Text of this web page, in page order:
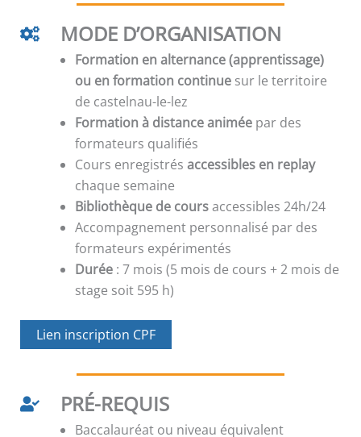
MODE D’ORGANISATION
Formation en alternance (apprentissage)
ou en formation continue sur le territoire
de castelnau-le-lez
Formation à distance animée par des
formateurs qualifiés
Cours enregistrés accessibles en replay
chaque semaine
Bibliothèque de coursaccessibles 24h/24
Accompagnement personnalisé par des
formateurs expérimentés
Durée : 7 mois (5 mois de cours + 2 mois de
stage soit 595 h)
Lien inscription CPF
PRÉ-REQUIS
Baccalauréat ou niveau équivalent